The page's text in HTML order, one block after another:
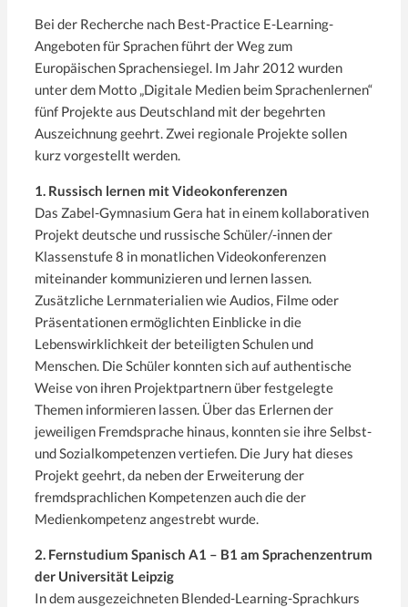
Bei der Recherche nach Best-Practice E-Learning-
Angeboten für Sprachen führt der Weg zum
Europäischen Sprachensiegel. Im Jahr 2012 wurden
unter dem Motto „Digitale Medien beim Sprachenlernen“
fünf Projekte aus Deutschland mit der begehrten
Auszeichnung geehrt. Zwei regionale Projekte sollen
kurz vorgestellt werden.
1. Russisch lernen mit Videokonferenzen
Das Zabel-Gymnasium Gera hat in einem kollaborativen
Projekt deutsche und russische Schüler/-innen der
Klassenstufe 8 in monatlichen Videokonferenzen
miteinander kommunizieren und lernen lassen.
Zusätzliche Lernmaterialien wie Audios, Filme oder
Präsentationen ermöglichten Einblicke in die
Lebenswirklichkeit der beteiligten Schulen und
Menschen. Die Schüler konnten sich auf authentische
Weise von ihren Projektpartnern über festgelegte
Themen informieren lassen. Über das Erlernen der
jeweiligen Fremdsprache hinaus, konnten sie ihre Selbst-
und Sozialkompetenzen vertiefen. Die Jury hat dieses
Projekt geehrt, da neben der Erweiterung der
fremdsprachlichen Kompetenzen auch die der
Medienkompetenz angestrebt wurde.
2. Fernstudium Spanisch A1 – B1 am Sprachenzentrum
der Universität Leipzig
In dem ausgezeichneten Blended-Learning-Sprachkurs